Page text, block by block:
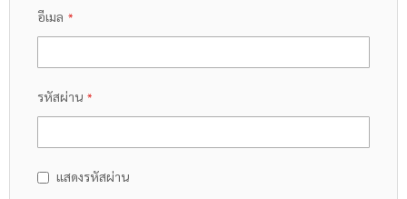
อีเมล
รหัสผ่าน
แสดงรหัสผ่าน